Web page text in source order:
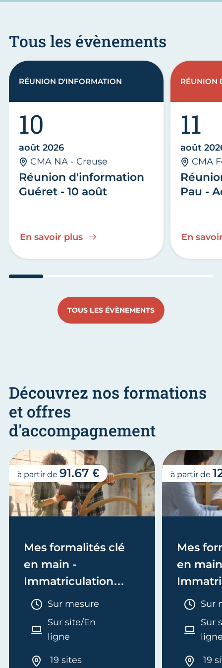
Tous les évènements
Réunion d'information
Guéret - 10 août
10
août 2026
CMA NA - Creuse
En savoir plus
RÉUNION D'INFORMATION
Pau -
11
août
CMA
En
RÉUNION
TOUS LES ÉVÈNEMENTS
Découvrez nos formations
et offres
d'accompagnement
Mes formalités clé
en main -
Immatriculation
(EI/Micro-entreprise
ou réel)
Durée :
Sur mesure
Sur site/En
ligne
19 sites
à partir de 91.67 €
Mes
en
Sur
Sur
19
à partir de